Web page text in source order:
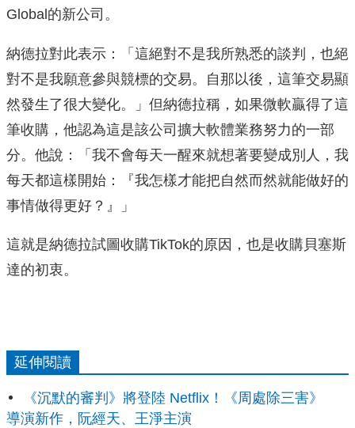
Global的新公司。
納德拉對此表示：「這絕對不是我所熟悉的談判，也絕
對不是我願意參與競標的交易。自那以後，這筆交易顯
然發生了很大變化。」但納德拉稱，如果微軟贏得了這
筆收購，他認為這是該公司擴大軟體業務努力的一部
分。他說：「我不會每天一醒來就想著要變成別人，我
每天都這樣開始：『我怎樣才能把自然而然就能做好的
事情做得更好？』」
這就是納德拉試圖收購TikTok的原因，也是收購貝塞斯
達的初衷。
延伸閱讀
《沉默的審判》將登陸 Netflix！《周處除三害》
導演新作，阮經天、王淨主演